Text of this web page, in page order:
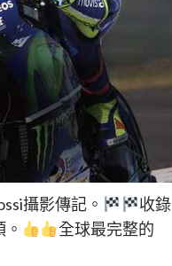
攝影傳記。
收錄
全球最完整的